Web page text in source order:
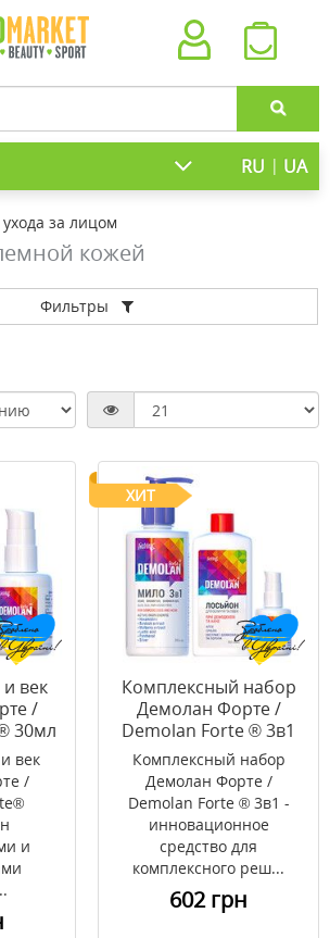
RU | UA
за лицом
кожей
Фильтры
век
/
30мл
век
/
и
ХИТ
Комплексный набор
Демолан Форте /
Demolan Forte ® 3в1
Комплексный набор
Демолан Форте /
Demolan Forte ® 3в1 -
инновационное
средство для
комплексного реш...
602 грн